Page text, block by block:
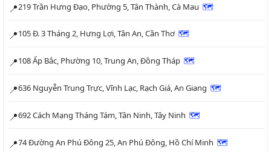
📍219 Trần Hưng Đạo, Phường 5, Tân Thành, Cà Mau 🗺
📍105 Đ. 3 Tháng 2, Hưng Lợi, Tân An, Cần Thơ 🗺
📍108 Ấp Bắc, Phường 10, Trung An, Đồng Tháp 🗺
📍636 Nguyễn Trung Trực, Vĩnh Lạc, Rạch Giá, An Giang 🗺
📍692 Cách Mạng Tháng Tám, Tân Ninh, Tây Ninh 🗺
📍74 Đường An Phú Đông 25, An Phú Đông, Hồ Chí Minh 🗺